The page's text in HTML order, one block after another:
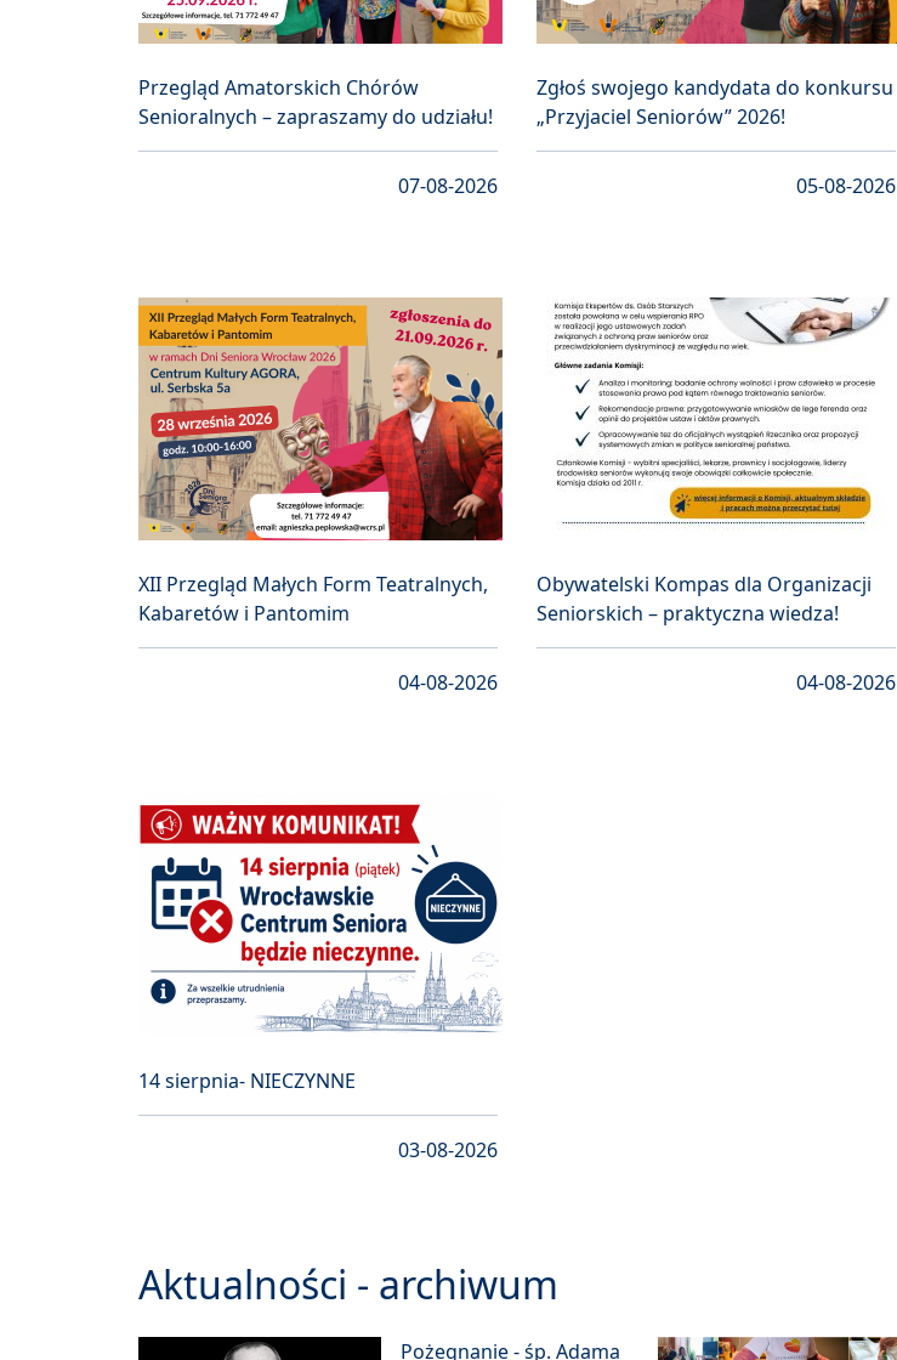
Przegląd Amatorskich Chórów
Senioralnych – zapraszamy do udziału!
07-08-2026
Zgłoś swojego kandydata do konkursu
„Przyjaciel Seniorów” 2026!
05-08-2026
XII Przegląd Małych Form Teatralnych,
Kabaretów i Pantomim
04-08-2026
Obywatelski Kompas dla Organizacji
Seniorskich – praktyczna wiedza!
04-08-2026
14 sierpnia- NIECZYNNE
03-08-2026
Aktualności - archiwum
Pożegnanie - śp. Adama